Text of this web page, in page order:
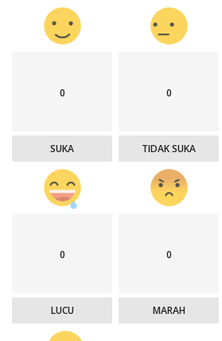
0
SUKA
0
TIDAK SUKA
0
LUCU
0
MARAH